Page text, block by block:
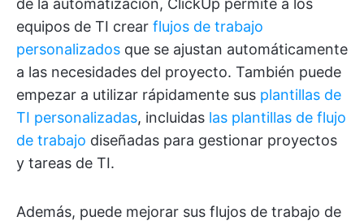
de la automatización, ClickUp permite a los
equipos de TI crear flujos de trabajo
personalizados que se ajustan automáticamente
a las necesidades del proyecto. También puede
empezar a utilizar rápidamente sus plantillas de
TI personalizadas, incluidas las plantillas de flujo
de trabajo diseñadas para gestionar proyectos
y tareas de TI.
Además, puede mejorar sus flujos de trabajo de